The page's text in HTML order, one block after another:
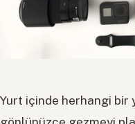
Yurt içinde herhangi bir